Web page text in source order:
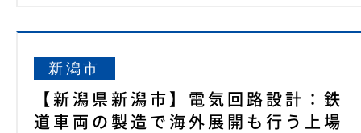
新潟市
【新潟県新潟市】電気回路設計：鉄
道車両の製造で海外展開も行う上場